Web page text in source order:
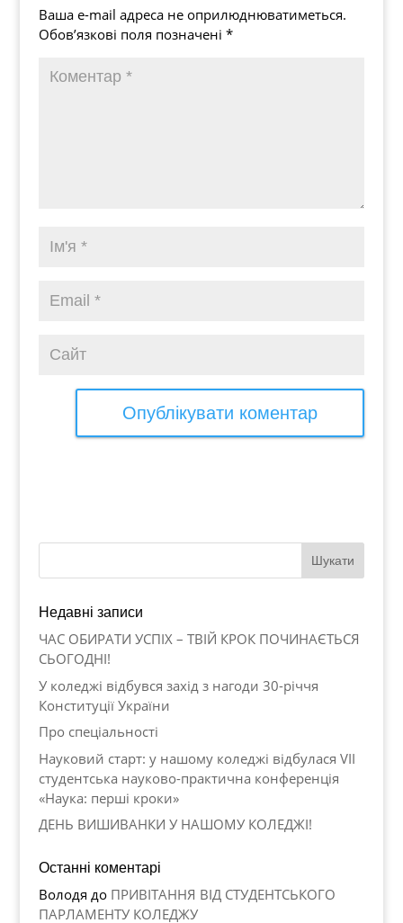
Ваша e-mail адреса не оприлюднюватиметься.
Обов’язкові поля позначені *
Недавні записи
ЧАС ОБИРАТИ УСПІХ – ТВІЙ КРОК ПОЧИНАЄТЬСЯ
СЬОГОДНІ!
У коледжі відбувся захід з нагоди 30-річчя
Конституції України
Про спеціальності
Науковий старт: у нашому коледжі відбулася VII
студентська науково-практична конференція
«Наука: перші кроки»
ДЕНЬ ВИШИВАНКИ У НАШОМУ КОЛЕДЖІ!
Останні коментарі
Володя до ПРИВІТАННЯ ВІД СТУДЕНТСЬКОГО
ПАРЛАМЕНТУ КОЛЕДЖУ